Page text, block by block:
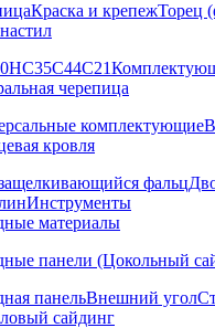
Краска и крепежТорец
НС35С44С21
черепица
комплектующие
кровля
фальц
Инструменты
материалы
панели (Цокольный
панельВнешний угол
сайдинг